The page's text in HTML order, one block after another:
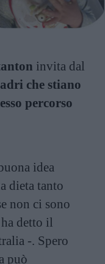
invita dal
che stiano
percorso
idea
dieta tanto
non ci sono
detto il
-. Spero
può